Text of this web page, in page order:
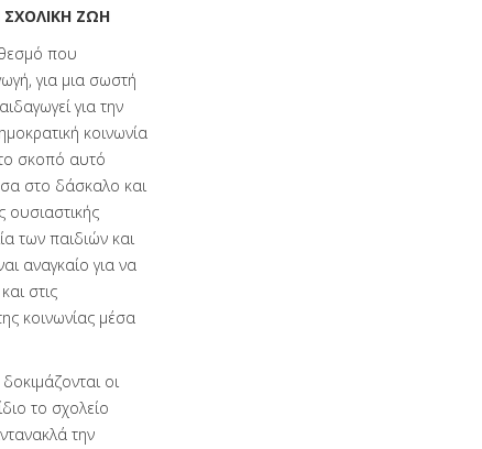
ΖΩΗ
που
για μια σωστή
για την
κοινωνία
σκοπό αυτό
στο δάσκαλο και
ουσιαστικής
των παιδιών και
αναγκαίο για να
στις
κοινωνίας μέσα
οι
το σχολείο
την